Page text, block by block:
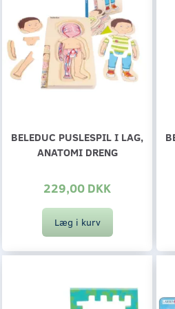
BELEDUC PUSLESPIL I LAG,
ANATOMI DRENG
229,00 DKK
Læg i kurv